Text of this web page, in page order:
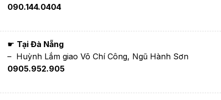
090.144.0404
☛ Tại Đà Nẵng
– Huỳnh Lắm giao Võ Chí Công, Ngũ Hành Sơn
0905.952.905